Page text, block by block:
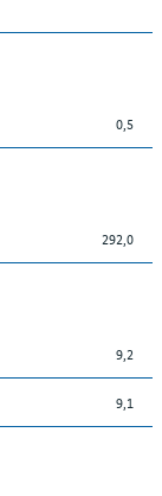
0,5
292,0
9,2
9,1